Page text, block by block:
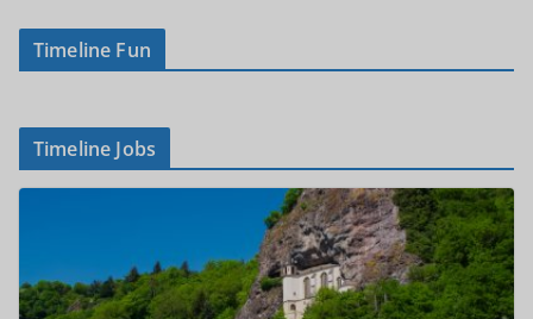
Timeline Fun
Timeline Jobs